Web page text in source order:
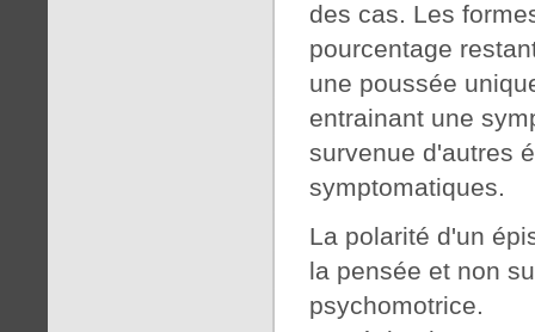
des cas. Les
pourcentage
une poussée
entrainant une
survenue d'autres
symptomatiques.
La polarité d'un
la pensée et non
psychomotrice.